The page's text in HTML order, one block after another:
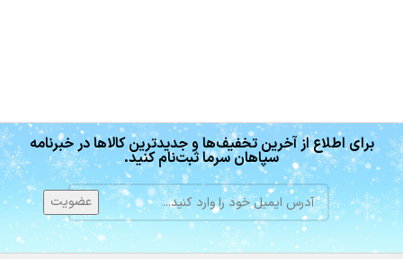
برای اطلاع از آخرین تخفیف‌ها و جدیدترین کالاها در خبرنامه
سپاهان سرما ثبت‌نام کنید.